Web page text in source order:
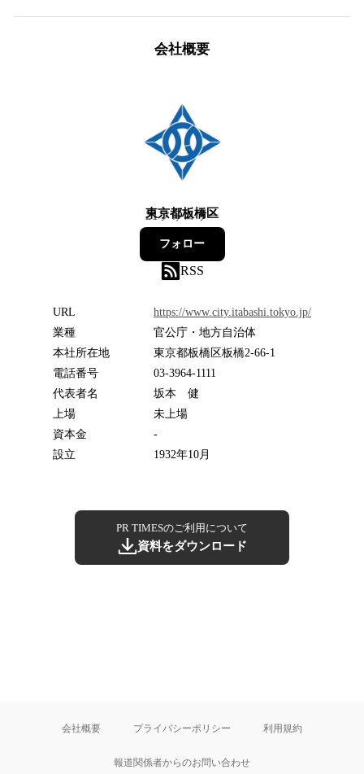
会社概要
東京都板橋区
21フォロワー
フォロー
RSS
URL
https://www.city.itabashi.tokyo.jp/
業種
官公庁・地方自治体
本社所在地
東京都板橋区板橋2-66-1
電話番号
03-3964-1111
代表者名
坂本 健
上場
未上場
資本金
-
設立
1932年10月
PR TIMESのご利用について
資料をダウンロード
会社概要 プライバシーポリシー 利用規約
報道関係者からのお問い合わせ